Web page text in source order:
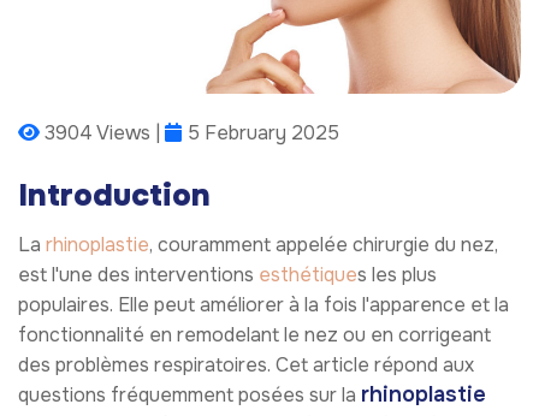
3904 Views | 5 February 2025
Introduction
La rhinoplastie, couramment appelée chirurgie du nez,
est l'une des interventions esthétiques les plus
populaires. Elle peut améliorer à la fois l'apparence et la
fonctionnalité en remodelant le nez ou en corrigeant
des problèmes respiratoires. Cet article répond aux
questions fréquemment posées sur la rhinoplastie